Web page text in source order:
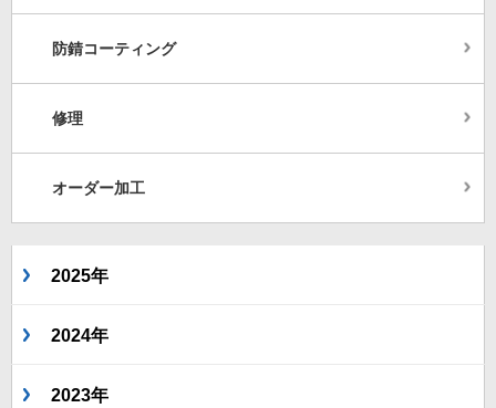
防錆コーティング
修理
オーダー加工
2025年
2024年
2023年